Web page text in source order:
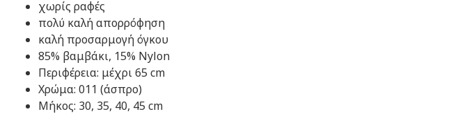
χωρίς ραφές
πολύ καλή απορρόφηση
καλή προσαρμογή όγκου
85% βαμβάκι, 15% Nylon
Περιφέρεια: μέχρι 65 cm
Χρώμα: 011 (άσπρο)
Μήκος: 30, 35, 40, 45 cm